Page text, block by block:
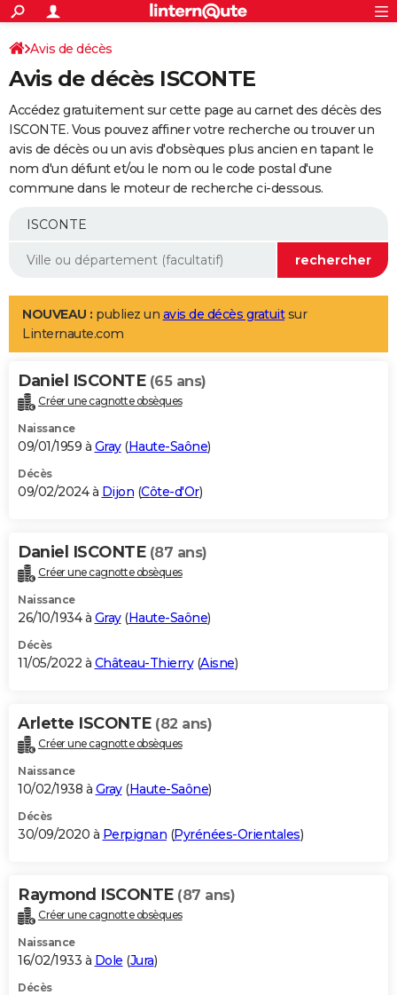
ACTUALITÉS
Politique
Société
Faits Divers
Education
Monde
Villes
+
SPORT
Coupe du monde 2026
Football
Tennis
Cyclisme
Rugby
Forum
Programme TV
TNT
Streaming
Cinéma
Sorties cinéma
Musique
+
FINANCE
Retraite
Epargne
Immobilier
Risques naturels par ville
Banque
Assurance
AUTO
Essais
Réserver un essai
Citadines
Berlines
SUV
Forum auto
+
Mobiles
Meilleur smartphone
Internet
Ordinateurs
Jeux vidéo
Guide high-tech
Aménagement intérieur
LIFESTYLE
Art de vivre
Bien-être
Loisirs
Mode
Modes de vie
Alimentation
Guide de la santé
Maladies
Médicaments
Sommeil
VOYAGE
Destinations
City break
Voyage nature
Voyage de noces
Forum
Climat
+PHOTO
GUIDES D'ACHAT
BONS PLANS
Carte de Noël
Carte Bonne année
Carte Saint-Valentin
Carte Pâques
Carte d'anniversaire
DICTIONNAIRE
Dictionnaire
Biographies
Citations
Expressions
Proverbes
PROGRAMME TV
S'inscrire
Se connecter
Lycées
Collèges
Primaires
Universités
Entreprises
Service militaire
Avis de recherche
AVIS DE DÉCÈS
Bricolage
Lifestyle
Culture
Sport
Auto
Television
Voyage
Cinema
Avis de décès
Avis de décès ISCONTE
Accédez gratuitement sur cette page au carnet des décès des
ISCONTE. Vous pouvez affiner votre recherche ou trouver un
avis de décès ou un avis d'obsèques plus ancien en tapant le
nom d'un défunt et/ou le nom ou le code postal d'une
commune dans le moteur de recherche ci-dessous.
NOUVEAU : publiez un avis de décès gratuitsur
Linternaute.com
Daniel ISCONTE (65 ans)
Créer une cagnotte obsèques
Naissance
09/01/1959 à Gray(Haute-Saône)
Décès
09/02/2024 à Dijon (Côte-d'Or)
Daniel ISCONTE (87 ans)
Créer une cagnotte obsèques
Naissance
26/10/1934 à Gray(Haute-Saône)
Décès
11/05/2022 à Château-Thierry(Aisne)
Arlette ISCONTE (82 ans)
Créer une cagnotte obsèques
Naissance
10/02/1938 à Gray(Haute-Saône)
Décès
30/09/2020 à Perpignan (Pyrénées-Orientales)
Raymond ISCONTE (87 ans)
Créer une cagnotte obsèques
Naissance
16/02/1933 à Dole (Jura)
Décès